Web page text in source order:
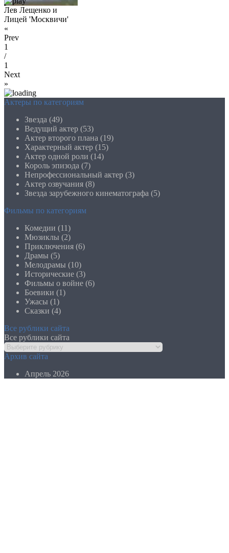
Лев Лещенко и
Лицей 'Москвичи'
«
Prev
1
/
1
Next
»
Актеры по категориям
Звезда (49)
Ведущий актер (53)
Актер второго плана (19)
Характерный актер (15)
Актер одной роли (14)
Король эпизода (7)
Непрофессиональный актер (3)
Актер озвучания (8)
Звезда зарубежного кинематографа (5)
Фильмы по категориям
Комедии (11)
Мюзиклы (2)
Приключения (6)
Драмы (5)
Мелодрамы (10)
Исторические (3)
Фильмы о войне (6)
Боевики (1)
Ужасы (1)
Сказки (4)
Все рублики сайта
Все рублики сайта
Архив сайта
Апрель 2026